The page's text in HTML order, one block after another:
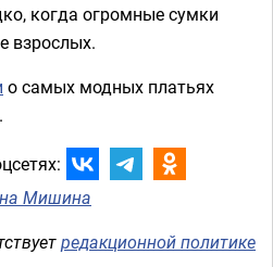
когда огромные сумки
взрослых.
о самых модных платьях
Мишина
редакционной политике